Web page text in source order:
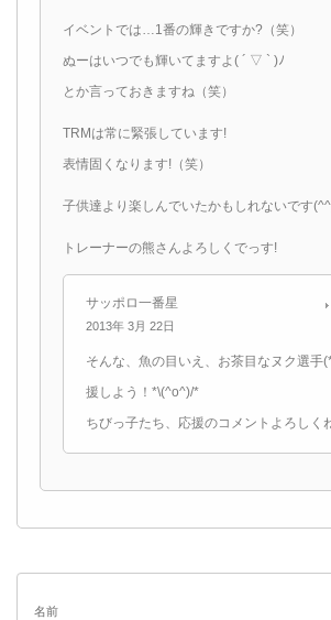
イベントでは…1番の輝きですか?（笑）
ぬーはいつでも輝いてますよ( ´ ▽ ` )ﾉ
とか言っておきますね（笑）
TRMは常に緊張しています!
表情固くなります!（笑）
子供達より楽しんでいたかもしれないです
トレーナーの熊さんよろしくでっす!
サッポロ一番星
2013年 3月 22日
そんな、魚の目いえ、お茶目なヌク選
援しよう！*\(^o^)/*
ちびっ子たち、応援のコメントよろしく
名前